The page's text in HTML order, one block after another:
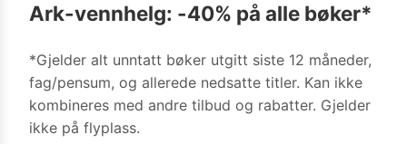
Ark-vennhelg: -40% på alle bøker*
*Gjelder alt unntatt bøker utgitt siste 12 måneder,
fag/pensum, og allerede nedsatte titler. Kan ikke
kombineres med andre tilbud og rabatter. Gjelder
ikke på flyplass.